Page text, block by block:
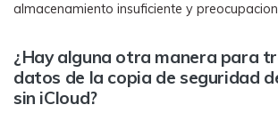
almacenamiento insuficiente y
¿Hay alguna otra manera para
datos de la copia de seguridad
sin iCloud?